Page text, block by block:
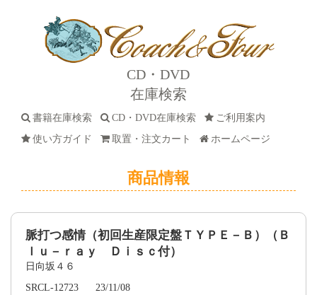
CD・DVD
在庫検索
書籍在庫検索 CD・DVD在庫検索
ご利用案内
使い方ガイド
取置・注文カート ホームページ
商品情報
脈打つ感情（初回生産限定盤ＴＹＰＥ－Ｂ）（Ｂ
ｌｕ－ｒａｙ Ｄｉｓｃ付）
日向坂４６
SRCL-12723 23/11/08